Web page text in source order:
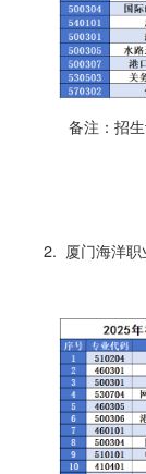
备注：招
2. 厦门海洋职